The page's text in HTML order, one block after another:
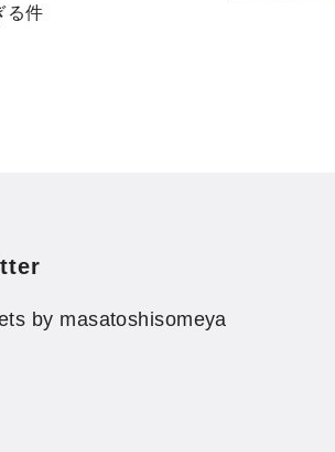
る件
by masatoshisomeya